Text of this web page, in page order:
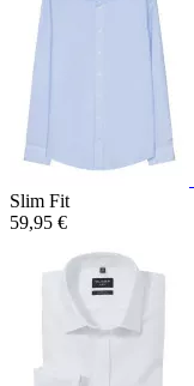
Slim Fit
59,95 €